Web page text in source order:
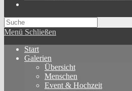
search
Menü Schließen
Start
Galerien
Übersicht
Menschen
Event & Hochzeit